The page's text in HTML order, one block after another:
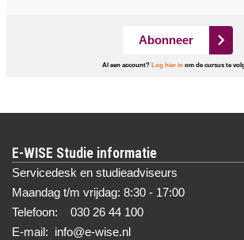
Abonneer
Al een account? Log hier in om de cursus te
E-WISE Studie informatie
Servicedesk en studieadviseurs
Maandag t/m vrijdag: 8:30 - 17:00
Telefoon: 030 26 44 100
E-mail: info@e-wise.nl